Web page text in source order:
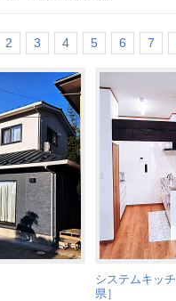
2 3 4 5 6 7
システムキッ
県］